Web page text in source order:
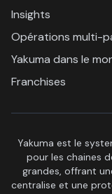
Insights
Opérations multi-
Yakuma dans le
Franchises
Yakuma est le
pour les chaines
grandes, offrant
centralise et une